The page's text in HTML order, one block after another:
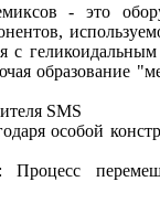
- это
с
образование
SMS
особой
Процесс